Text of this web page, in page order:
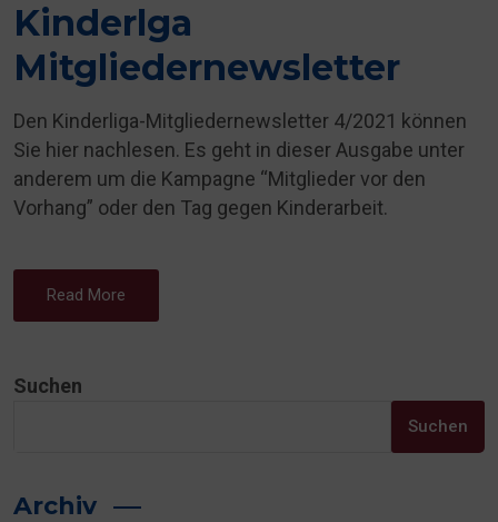
Kinderlga
Mitgliedernewsletter
Den Kinderliga-Mitgliedernewsletter 4/2021 können
Sie hier nachlesen. Es geht in dieser Ausgabe unter
anderem um die Kampagne “Mitglieder vor den
Vorhang” oder den Tag gegen Kinderarbeit.
Read More
Suchen
Suchen
Archiv